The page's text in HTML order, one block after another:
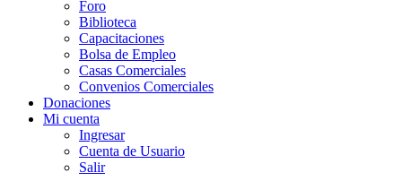
Foro
Biblioteca
Capacitaciones
Bolsa de Empleo
Casas Comerciales
Convenios Comerciales
Donaciones
Mi cuenta
Ingresar
Cuenta de Usuario
Salir